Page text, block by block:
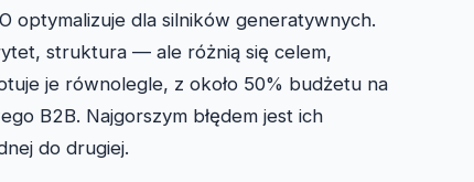
optymalizuje dla silników generatywnych.
struktura — ale różnią się celem,
je równolegle, z około 50% budżetu na
B2B. Najgorszym błędem jest ich
do drugiej.